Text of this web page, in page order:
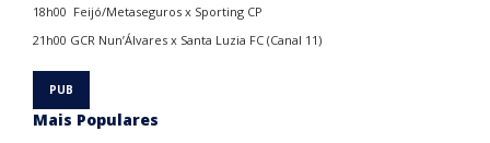
18h00 Feijó/Metaseguros x Sporting CP
21h00 GCR Nun’Álvares x Santa Luzia FC (Canal 11)
Mais Populares